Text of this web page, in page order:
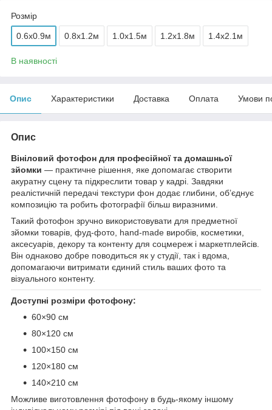
Розмір
0.6x0.9м 0.8x1.2м 1.0x1.5м 1.2x1.8м 1.4x2.1м
В наявності
Опис Характеристики Доставка Оплата Умови
Опис
Вініловий фотофон для професійної та домашньої
зйомки — практичне рішення, яке допомагає створити
акуратну сцену та підкреслити товар у кадрі. Завдяки
реалістичній передачі текстури фон додає глибини, об’єднує
композицію та робить фотографії більш виразними.
Такий фотофон зручно використовувати для предметної
зйомки товарів, фуд-фото, hand-made виробів, косметики,
аксесуарів, декору та контенту для соцмереж і маркетплейсів.
Він однаково добре поводиться як у студії, так і вдома,
допомагаючи витримати єдиний стиль ваших фото та
візуального контенту.
Доступні розміри фотофону:
60×90 см
80×120 см
100×150 см
120×180 см
140×210 см
Можливе виготовлення фотофону в будь-якому іншому